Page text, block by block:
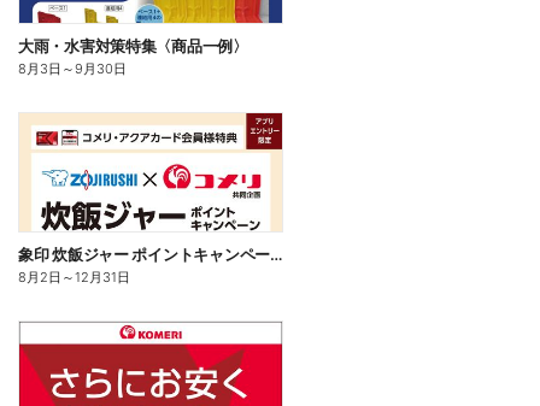
大雨・水害対策特集〈商品一例〉
8月3日 ～9月30日
象印 炊飯ジャー ポイントキャンペーン
8月2日 ～12月31日